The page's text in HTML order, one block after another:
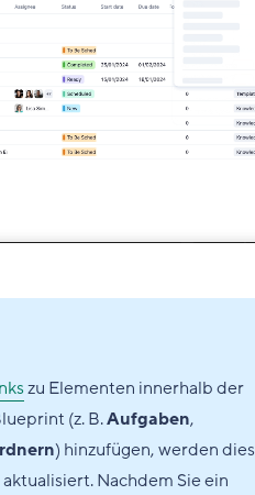
zu Elementen innerhalb der
(z. B.Aufgaben,
) hinzufügen, werden
Nachdem Sie ein